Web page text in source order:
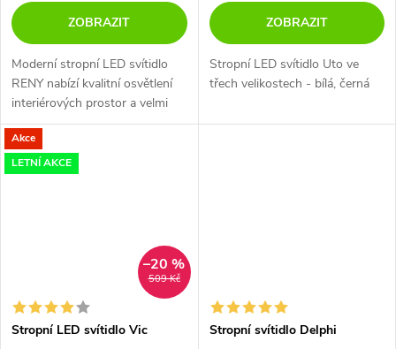
ZOBRAZIT
Moderní stropní LED svítidlo
RENY nabízí kvalitní osvětlení
interiérových prostor a velmi
efektní rozptyl světla. Na výběr
v 6 rozměrech v 5 barevných
variantách.
ZOBRAZIT
Stropní LED svítidlo Uto ve
třech velikostech - bílá, černá
Akce
LETNÍ AKCE
509 Kč
–20 %
Stropní LED svítidlo Vic Stropní svítidlo Delphi